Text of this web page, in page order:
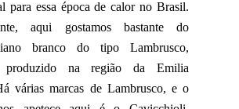
para essa época de calor no Brasil.
aqui gostamos bastante do
branco do tipo Lambrusco,
produzido na região da Emilia
várias marcas de Lambrusco, e o